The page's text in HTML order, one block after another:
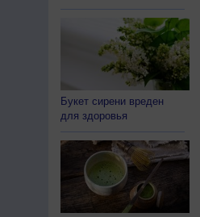
Букет сирени вреден
для здоровья